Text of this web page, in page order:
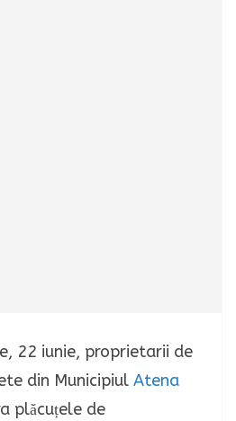
22 iunie, proprietarii de
din Municipiul Atena
plăcuțele de